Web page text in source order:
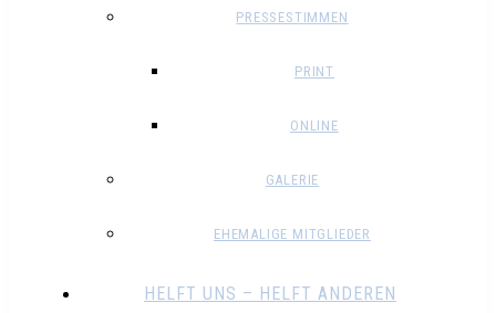
PRESSESTIMMEN
PRINT
ONLINE
GALERIE
EHEMALIGE MITGLIEDER
HELFT UNS – HELFT ANDEREN